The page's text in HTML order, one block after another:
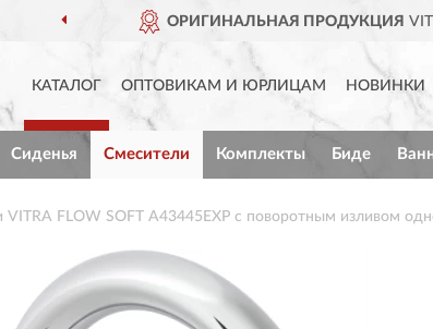
ОРИГИНАЛЬНАЯ ПРОДУКЦИЯ
КАТАЛОГ ОПТОВИКАМ И ЮРЛИЦАМ НОВИНКИ
Сиденья Смесители Комплекты Биде
VITRA FLOW SOFT A43445EXP с поворотным изливом